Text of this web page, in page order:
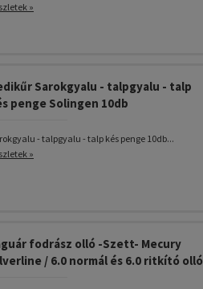
»
Sarokgyalu - talpgyalu - talp
penge Solingen 10db
- talpgyalu - talp kés penge 10db...
»
fodrász olló -Szett- Mecury
/ 6.0 normál és 6.0 ritkító olló